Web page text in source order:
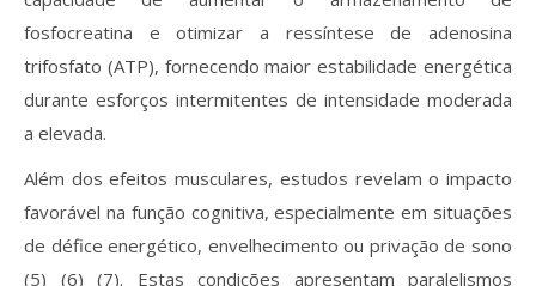
fosfocreatina e otimizar a ressíntese de adenosina
trifosfato (ATP), fornecendo maior estabilidade energética
durante esforços intermitentes de intensidade moderada
a elevada.
Além dos efeitos musculares, estudos revelam o impacto
favorável na função cognitiva, especialmente em situações
de défice energético, envelhecimento ou privação de sono
(5) (6) (7). Estas condições apresentam paralelismos